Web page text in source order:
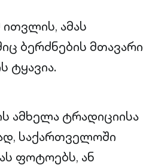
ამას
ბერძნების მთავარი
ტყავია.
ამხელა ტრადიციისა
საქართველოში
ფოტოებს, ან